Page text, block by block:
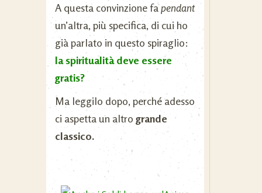
A questa convinzione fapendant
un’altra, più specifica, di cui ho
già parlato in questo spiraglio:
la spiritualità deve essere
gratis?
Ma leggilo dopo, perché adesso
ci aspetta un altro grande
classico.